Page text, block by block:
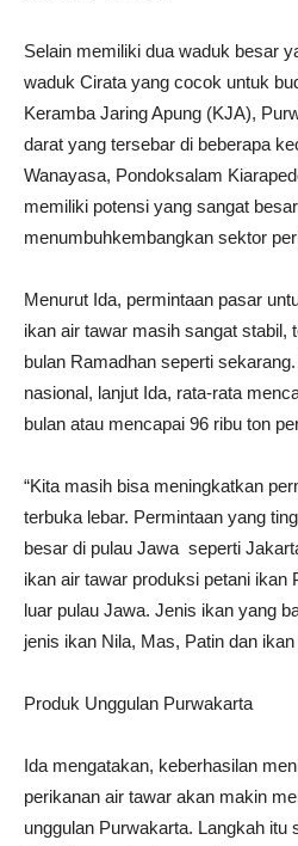
Selain memiliki dua waduk besar
waduk Cirata yang cocok untuk
Keramba Jaring Apung (KJA),
darat yang tersebar di beberapa
Wanayasa, Pondoksalam
memiliki potensi yang sangat
menumbuhkembangkan sektor
Menurut Ida, permintaan pasar
ikan air tawar masih sangat
bulan Ramadhan seperti
nasional, lanjut Ida, rata-rata
bulan atau mencapai 96 ribu ton
“Kita masih bisa meningkatkan
terbuka lebar. Permintaan yang
besar di pulau Jawa seperti
ikan air tawar produksi petani ikan
luar pulau Jawa. Jenis ikan yang
jenis ikan Nila, Mas, Patin dan
Produk Unggulan Purwakarta
Ida mengatakan, keberhasilan
perikanan air tawar akan makin
unggulan Purwakarta. Langkah itu